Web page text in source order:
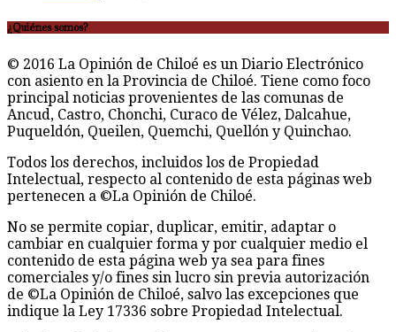
¿Quiénes somos?
© 2016 La Opinión de Chiloé es un Diario Electrónico
con asiento en la Provincia de Chiloé. Tiene como foco
principal noticias provenientes de las comunas de
Ancud, Castro, Chonchi, Curaco de Vélez, Dalcahue,
Puqueldón, Queilen, Quemchi, Quellón y Quinchao.
Todos los derechos, incluidos los de Propiedad
Intelectual, respecto al contenido de esta páginas web
pertenecen a ©La Opinión de Chiloé.
No se permite copiar, duplicar, emitir, adaptar o
cambiar en cualquier forma y por cualquier medio el
contenido de esta página web ya sea para fines
comerciales y/o fines sin lucro sin previa autorización
de ©La Opinión de Chiloé, salvo las excepciones que
indique la Ley 17336 sobre Propiedad Intelectual.